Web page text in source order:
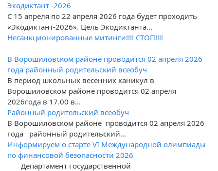
Экодиктант -2026
С 15 апреля по 22 апреля 2026 года будет проходить
«Экодиктант-2026». Цель Экодиктанта...
Несанкционированные митинги!!!! СТОП!!!!
В Ворошиловском районе проводится 02 апреля 2026
года районный родительский всеобуч
В период школьных весенних каникул в
Ворошиловском районе проводится 02 апреля
2026года в 17.00 в...
Районный родительский всеобуч
В Ворошиловском районе проводится 02 апреля 2026
года районный родительский...
Информируем о старте VI Международной олимпиады
по финансовой безопасности 2026
Департамент государственной